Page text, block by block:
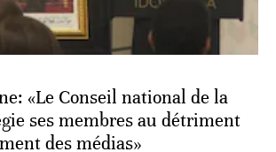
«Le Conseil national de la
ses membres au détriment
des médias»